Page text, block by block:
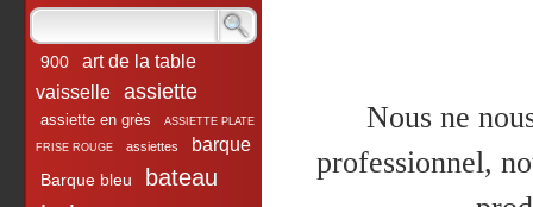
Nous ne
professionnel,
900
art de la table
vaisselle
assiette
assiette en grès ASSIETTE PLATE
FRISE ROUGE assiettes barque
Barque bleu bateau